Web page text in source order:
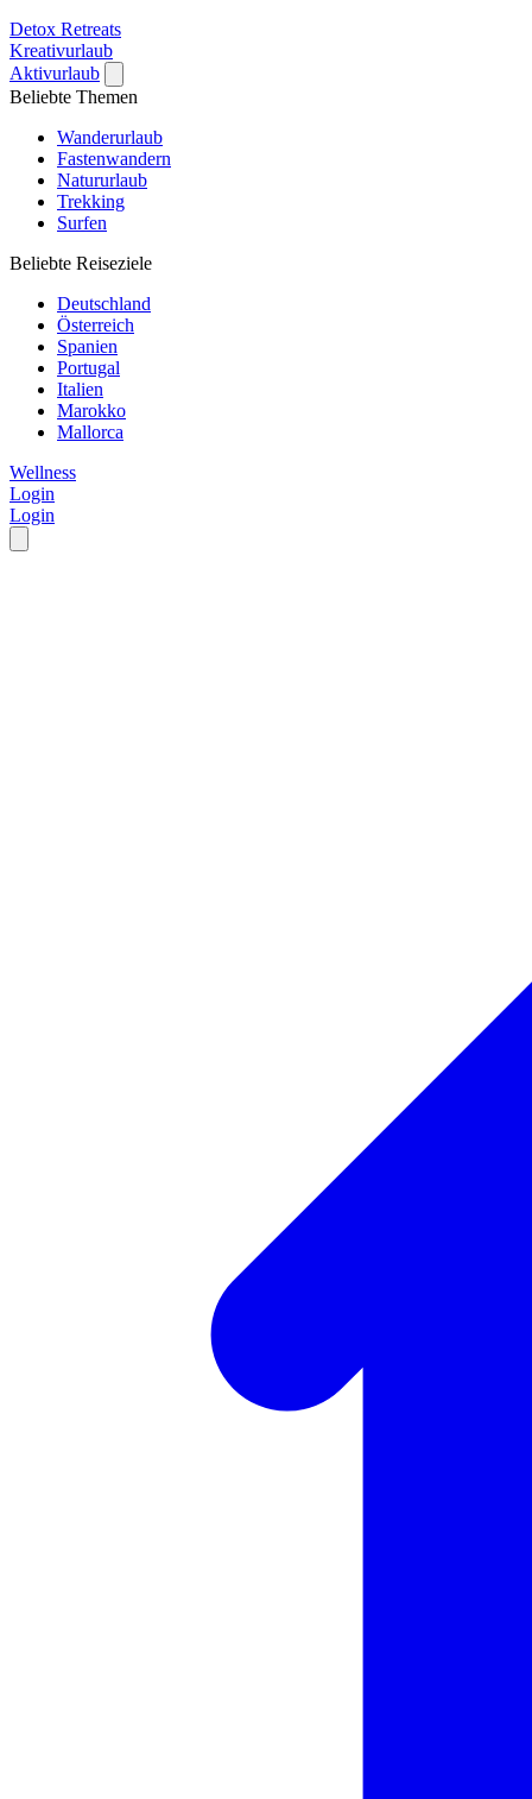
Detox Retreats
Kreativurlaub
Aktivurlaub
Beliebte Themen
Wanderurlaub
Fastenwandern
Natururlaub
Trekking
Surfen
Beliebte Reiseziele
Deutschland
Österreich
Spanien
Portugal
Italien
Marokko
Mallorca
Wellness
Login
Login